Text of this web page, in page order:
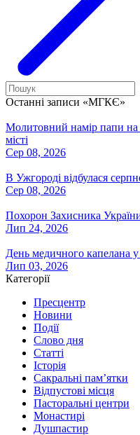
Останні записи «МГКЄ»
Молитовний намір папи на
місті
Сер 08, 2026
В Ужгороді відбулася
Сер 08, 2026
Похорон Захисника
Лип 24, 2026
День медичного капелана у
Лип 03, 2026
Категорії
Пресцентр
Новини
Події
Слово дня
Статті
Історія
Сакральні пам’ятки
Відпустові місця
Пасторальні центри
Монастирі
Душпастир